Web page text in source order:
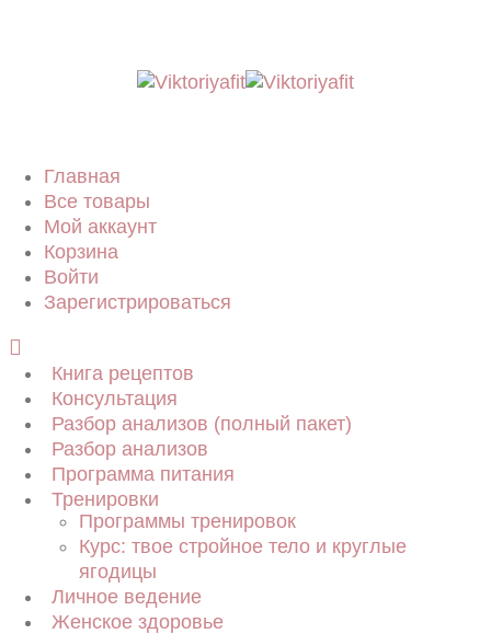
Главная
Все товары
Мой аккаунт
Корзина
Войти
Зарегистрироваться
Книга рецептов
Консультация
Разбор анализов (полный пакет)
Разбор анализов
Программа питания
Тренировки
Программы тренировок
Курс: твое стройное тело и круглые
ягодицы
Личное ведение
Женское здоровье